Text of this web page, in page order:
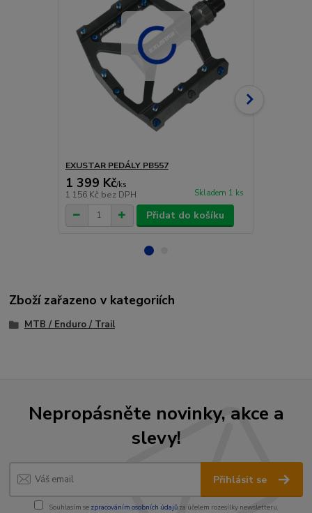
EXUSTAR PEDÁLY PB557
1 399 Kč/ks
1 156 Kč bez DPH Skladem 1 ks
Přidat do košíku
Zboží zařazeno v kategoriích
MTB / Enduro / Trail
Nepropásněte novinky, akce a
slevy!
Přihlásit se
Souhlasím se zpracováním osobních údajůza účelem rozesílky newsletteru.